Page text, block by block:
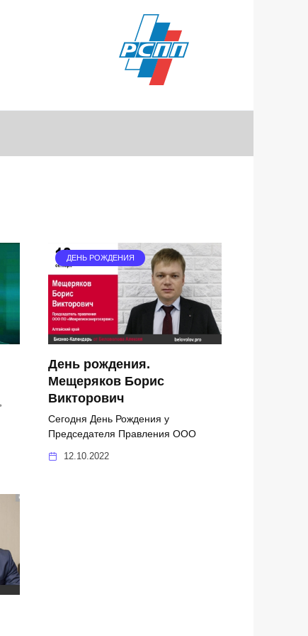
ДЕНЬ РОЖДЕНИЯ
День рождения.
Мещеряков Борис
Викторович
Сегодня День Рождения у
Председателя Правления ООО
12.10.2022